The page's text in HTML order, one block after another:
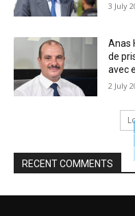
3 July
Anas
de
avec
2 July
RECENT COMMENTS